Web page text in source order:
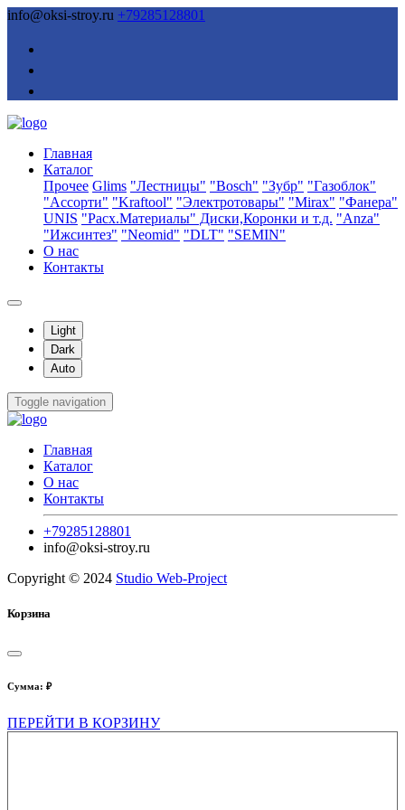
info@oksi-stroy.ru +79285128801
Главная
Каталог
Прочее Glims "Лестницы" "Bosch" "Зубр" "Газоблок"
"Ассорти" "Kraftool" "Электротовары" "Mirax" "Фанера"
UNIS "Расх.Материалы" Диски,Коронки и т.д. "Anza"
"Ижсинтез" "Neomid" "DLT" "SEMIN"
О нас
Контакты
Light
Dark
Auto
Toggle navigation
Главная
Каталог
О нас
Контакты
+79285128801
info@oksi-stroy.ru
Copyright © 2024 Studio Web-Project
Корзина
Сумма: ₽
ПЕРЕЙТИ В КОРЗИНУ